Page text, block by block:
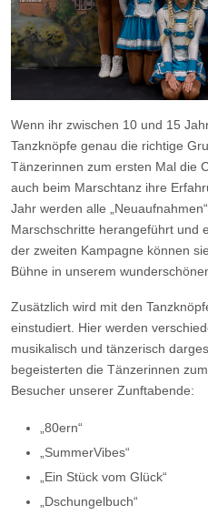
Wenn ihr zwischen 10 und 15
Tanzknöpfe genau die richtige
Tänzerinnen zum ersten Mal die
auch beim Marschtanz ihre
Jahr werden alle
Marschschritte herangeführt und
der zweiten Kampagne können
Bühne in unserem
Zusätzlich wird mit den
einstudiert. Hier werden
musikalisch und tänzerisch
begeisterten die Tänzerinnen
Besucher unserer Zunftabende:
„80ern“
„SummerVibes“
„Ein Stück vom Glück“
„Dschungelbuch“